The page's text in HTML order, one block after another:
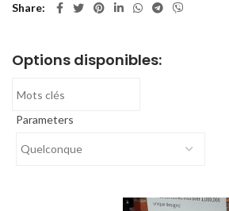
Share
Options disponibles:
Parameters